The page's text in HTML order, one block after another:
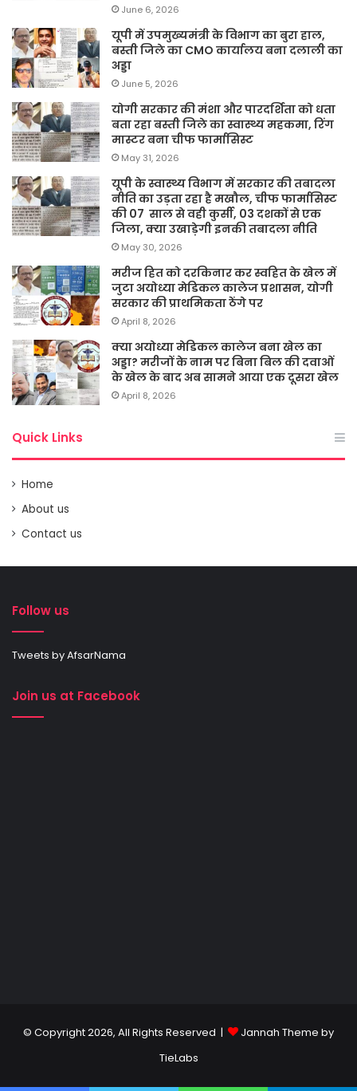
June 6, 2026
यूपी में उपमुख्यमंत्री के विभाग का बुरा हाल,
बस्ती जिले का CMO कार्यालय बना दलाली का
अड्डा
June 5, 2026
योगी सरकार की मंशा और पारदर्शिता को धता
बता रहा बस्ती जिले का स्वास्थ्य महकमा, रिंग
मास्टर बना चीफ फार्मासिस्ट
May 31, 2026
यूपी के स्वास्थ्य विभाग में सरकार की तबादला
नीति का उड़ता रहा है मखौल, चीफ फार्मासिस्ट
की 07 साल से वही कुर्सी, 03 दशकों से एक
जिला, क्या उखाड़ेगी इनकी तबादला नीति
May 30, 2026
मरीज हित को दरकिनार कर स्वहित के खेल में
जुटा अयोध्या मेडिकल कालेज प्रशासन, योगी
सरकार की प्राथमिकता ठेंगे पर
April 8, 2026
क्या अयोध्या मेडिकल कालेज बना खेल का
अड्डा? मरीजों के नाम पर बिना बिल की दवाओं
के खेल के बाद अब सामने आया एक दूसरा खेल
April 8, 2026
Quick Links
Home
About us
Contact us
Follow us
Tweets by AfsarNama
Join us at Facebook
© Copyright 2026, All Rights Reserved |
Jannah Theme by
TieLabs